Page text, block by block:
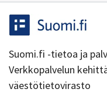
Suomi.fi -tietoa ja
Verkkopalvelun
väestötietovirasto